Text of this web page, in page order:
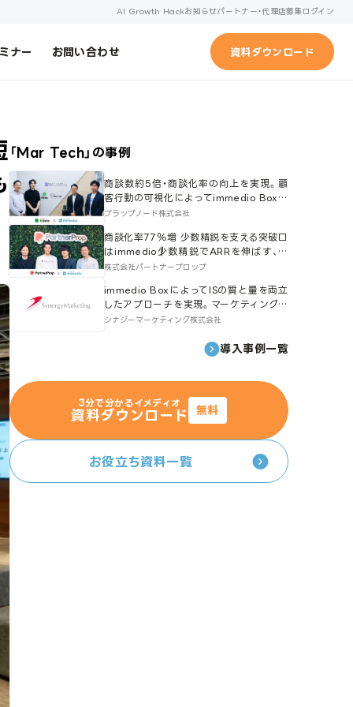
AI Growth Hackお知らせパートナー・代理店募集ログイン
ナー お問い合わせ 資料ダウンロード
「Mar Tech」の事例
商談数約5倍・商談化率の向上を実現。顧
客行動の可視化によってimmedio Boxが
エンタープライズ開拓の要に。
プラップノード株式会社
商談化率77％増 少数精鋭を支える突破口
はimmedio┃少数精鋭でARRを伸ばす、パ
ートナープロップのスケール戦略。
株式会社パートナープロップ
immedio BoxによってISの質と量を両立
したアプローチを実現。マーケティング領
域での活用も推進。
シナジーマーケティング株式会社
導入事例一覧
3分で分かるイメディオ
資料ダウンロード 無料
お役立ち資料一覧